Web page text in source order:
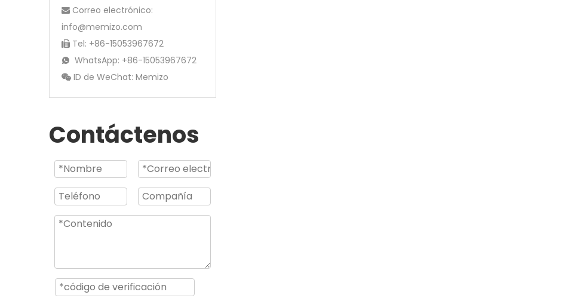
 Correo electrónico:
info@memizo.com
 Tel: +86-15053967672
 WhatsApp: +86-15053967672
 ID de WeChat: Memizo
Contáctenos